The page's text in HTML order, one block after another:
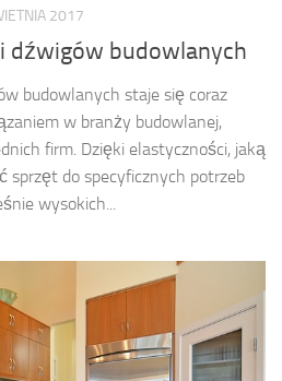
2017
dźwigów budowlanych
budowlanych staje się coraz
w branży budowlanej,
firm. Dzięki elastyczności, jaką
sprzęt do specyficznych potrzeb
wysokich...